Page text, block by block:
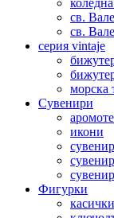
св.
св.
серия vintaje
морска
Сувенири
икони
Фигурки
касички